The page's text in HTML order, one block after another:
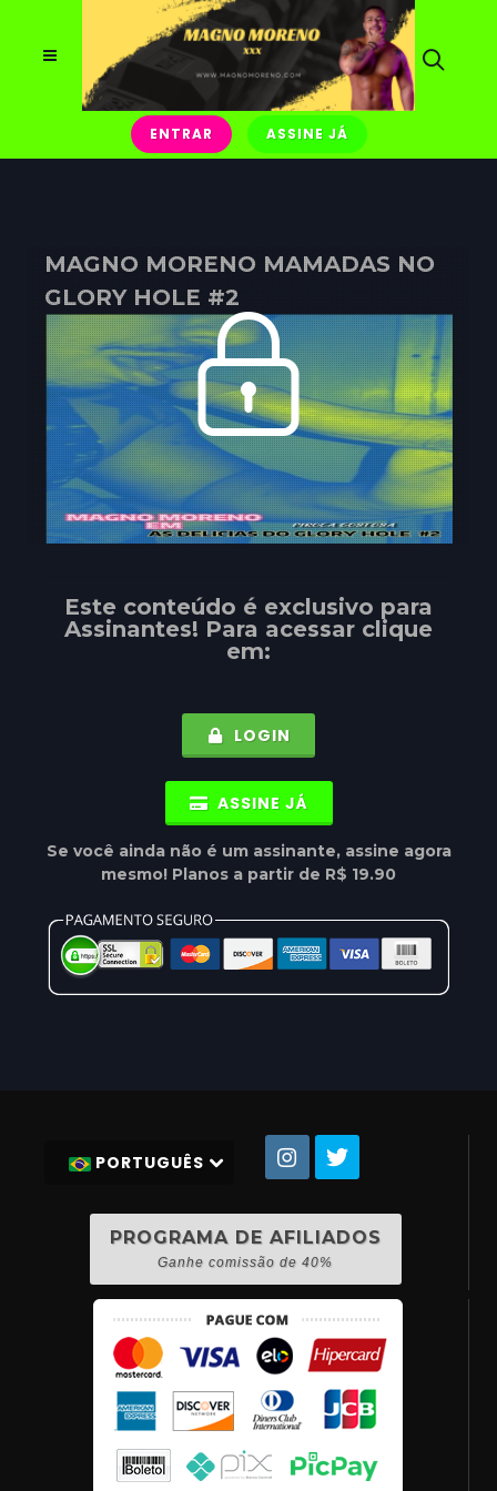
ENTRAR ASSINE JÁ
MAGNO MORENO MAMADAS NO
GLORY HOLE #2
Este conteúdo é exclusivo para
Assinantes! Para acessar clique
em:
LOGIN
ASSINE JÁ
Se você ainda não é um assinante, assine agora
mesmo! Planos a partir de R$ 19.90
PORTUGUÊS
PROGRAMA DE AFILIADOS
Ganhe comissão de 40%